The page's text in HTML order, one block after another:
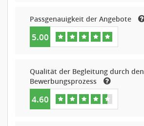
Passgenauigkeit der Angebote
5.00
Qualität der Begleitung durch den
Bewerbungsprozess
4.60